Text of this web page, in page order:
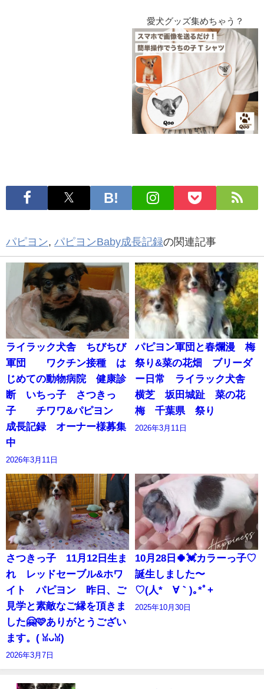
愛犬グッズ集めちゃう？
パピヨン, パピヨンBaby成長記録の関連記事
ライラック犬舎 ちびちび
軍団 ワクチン接種 は
じめての動物病院 健康診
断 いちっ子 さつきっ
子 チワワ&パピヨン
成長記録 オーナー様募集
中
2026年3月11日
パピヨン軍団と春爛漫 梅
祭り&菜の花畑 ブリーダ
ー日常 ライラック犬舎
横芝 坂田城趾 菜の花
梅 千葉県 祭り
2026年3月11日
さつきっ子 11月12日生ま
れ レッドセーブル&ホワ
イト パピヨン 昨日、ご
見学と素敵なご縁を頂きま
した🤗🩷ありがとうござい
ます。(⁠ ⁠ꈍ⁠ᴗ⁠ꈍ⁠)
2026年3月7日
10月28日🍀💓カラーっ子♡
誕生しました〜
♡(⁠人⁠*⁠´⁠∀⁠｀⁠)⁠｡⁠*ﾟ⁠+
2025年10月30日